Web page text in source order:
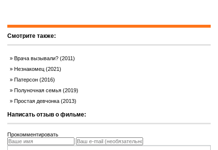
Смотрите также:
Врача вызывали? (2011)
Незнакомец (2021)
Патерсон (2016)
Полуночная семья (2019)
Простая девчонка (2013)
Написать отзыв о фильме:
Прокомментировать